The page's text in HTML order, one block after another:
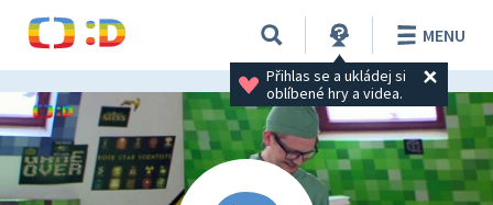
Přihlas se a ukládej si
oblíbené hry a videa.
MENU